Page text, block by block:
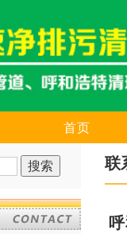
首页
联